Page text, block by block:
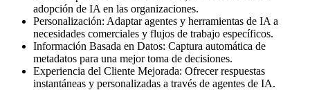
adopción de IA en las organizaciones.
Personalización: Adaptar agentes y herramientas de IA a
necesidades comerciales y flujos de trabajo específicos.
Información Basada en Datos: Captura automática de
metadatos para una mejor toma de decisiones.
Experiencia del Cliente Mejorada: Ofrecer respuestas
instantáneas y personalizadas a través de agentes de IA.